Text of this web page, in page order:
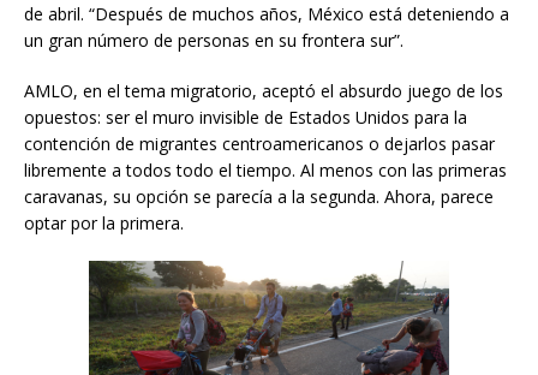
de abril. “Después de muchos años, México está deteniendo a
un gran número de personas en su frontera sur”.
AMLO, en el tema migratorio, aceptó el absurdo juego de los
opuestos: ser el muro invisible de Estados Unidos para la
contención de migrantes centroamericanos o dejarlos pasar
libremente a todos todo el tiempo. Al menos con las primeras
caravanas, su opción se parecía a la segunda. Ahora, parece
optar por la primera.